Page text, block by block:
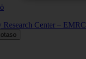
Center – EMRC